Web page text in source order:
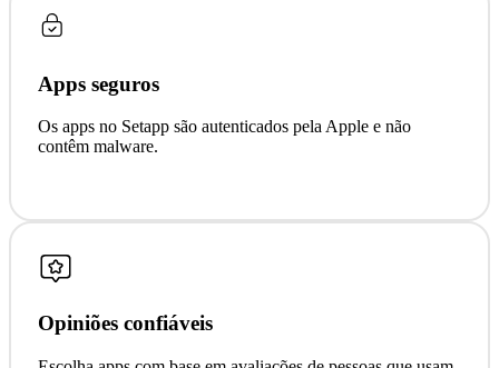
Apps seguros
Os apps no Setapp são autenticados pela Apple e não
contêm malware.
Opiniões confiáveis